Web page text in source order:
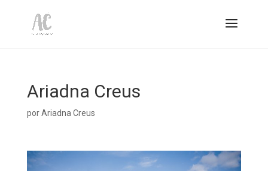
Ariadna Creus
porAriadna Creus